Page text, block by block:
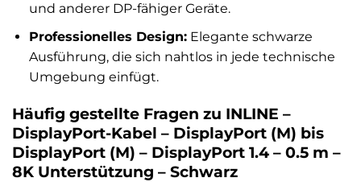
und anderer DP-fähiger Geräte.
Professionelles Design:Elegante schwarze
Ausführung, die sich nahtlos in jede technische
Umgebung einfügt.
Häufig gestellte Fragen zu INLINE –
DisplayPort-Kabel – DisplayPort (M) bis
DisplayPort (M) – DisplayPort 1.4 – 0.5 m –
8K Unterstützung – Schwarz